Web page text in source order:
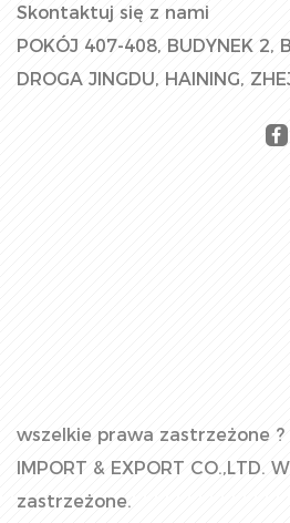
Skontaktuj się z nami
POKÓJ 407-408, BUDYNEK 2,
DROGA JINGDU, HAINING,
wszelkie prawa zastrzeżone ?
IMPORT & EXPORT CO.,LTD.
zastrzeżone.